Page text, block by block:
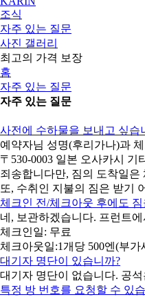
조식
자주 있는 질문
사진 갤러리
최고의 가격 보장
홈
자주 있는 질문
자주 있는 질문
사전에 수하물을 보내고 싶습
예약자님 성명(후리가나)과
〒530-0003 일본 오사카시 기
죄송합니다만, 짐의 도착일
또, 수취인 지불의 짐은 받기
체크인 전/체크아웃 후에도
네, 보관하겠습니다. 프런트
체크인일: 무료
체크아웃일:1개당 500엔(부가
대기자 명단이 있습니까?
대기자 명단이 없습니다. 공
특정 방 번호를 요청할 수 있